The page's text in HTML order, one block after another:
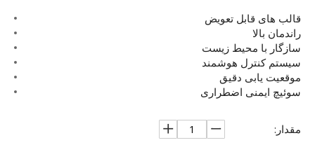
قالب های قابل تعویض
راندمان بالا
سازگار با محیط زیست
سیستم کنترل هوشمند
موقعیت یابی دقیق
سوئیچ ایمنی اضطراری
مقدار: